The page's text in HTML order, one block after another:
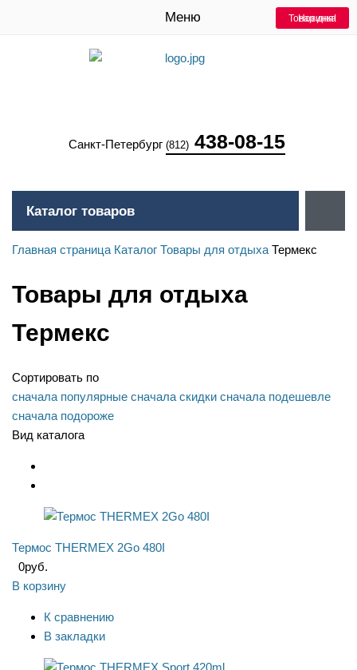
Меню
Санкт-Петербург (812) 438-08-15
Каталог товаров
Главная страница Каталог Товары для отдыха Термекс
Товары для отдыха
Термекс
Сортировать по
сначала популярные сначала скидки сначала подешевле
сначала подороже
Вид каталога
Товар дня!
Термос THERMEX 2Go 480I
0руб.
В корзину
К сравнению
В закладки
Новинка